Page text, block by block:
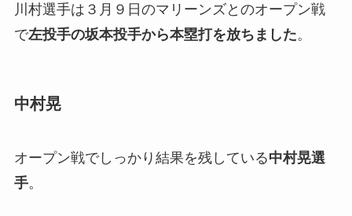
川村選手は３月９日のマリーンズとのオープン戦
で左投手の坂本投手から本塁打を放ちました。
中村晃
オープン戦でしっかり結果を残している中村晃選
手。